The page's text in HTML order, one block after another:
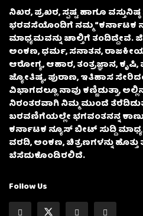
ನಿಖರ, ಪ್ರಖರ, ಸ್ಪಷ್ಟ ಹಾಗೂ ವಸ್ತುನಿಷ್ಠ
ಭರವಸೆಯೊಂದಿಗೆ ನಮ್ಮ “ಕರ್ನಾಟಕ
ಮಾಧ್ಯಮವನ್ನು ಚಾಲ್ತಿಗೆ ತಂದಿದ್ದೇವೆ.
ಅಂಕಣ, ಧರ್ಮ, ಸನಾತನ,
ಆರೋಗ್ಯ, ಆಹಾರ, ತಂತ್ರಜ್ಞಾನ,
ಜ್ಯೋತಿಷ್ಯ, ಪುರಾಣ, ಇತಿಹಾಸ
ವಿಭಾಗದಲ್ಲೂ ನಾವು ಕಣ್ಣಿಡುತ್ತಾ,
ನಿರಂತರವಾಗಿ ನಿಮ್ಮ ಮುಂದೆ
ಬರವಣಿಗೆಯಲ್ಲೇ ಭಗವಂತನನ್ನ
ಕರ್ನಾಟಕ ನ್ಯೂಸ್ ಬೀಟ್ ಸುದ್ದಿ
ವರದಿ, ಅಂಕಣ, ಚಿತ್ರಣಗಳನ್ನು ಹೊತ್ತು
ಬೆಸೆದುಕೊಂಡಿರಲಿದೆ.
Follow Us